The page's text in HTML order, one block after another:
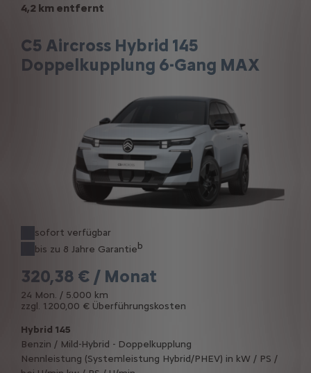
4,2 km entfernt
C5 Aircross Hybrid 145
Doppelkupplung 6-Gang MAX
sofort verfügbar
bis zu 8 Jahre Garantieb
320,38 € / Monat
24 Mon. / 5.000 km
zzgl. 1.200,00 € Überführungskosten
Hybrid 145
Benzin / Mild-Hybrid - Doppelkupplung
Nennleistung (Systemleistung Hybrid/PHEV) in kW / PS /